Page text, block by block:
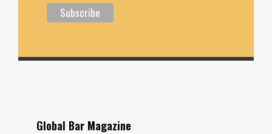
Global Bar Magazine